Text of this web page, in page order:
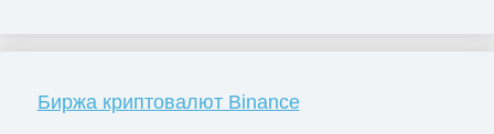
Биржа криптовалют Binance